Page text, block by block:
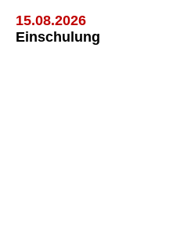
15.08.2026
Einschulung